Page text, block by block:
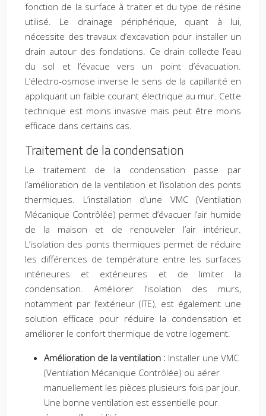
fonction de la surface à traiter et du type de résine
utilisé. Le drainage périphérique, quant à lui,
nécessite des travaux d’excavation pour installer un
drain autour des fondations. Ce drain collecte l’eau
du sol et l’évacue vers un point d’évacuation.
L’électro-osmose inverse le sens de la capillarité en
appliquant un faible courant électrique au mur. Cette
technique est moins invasive mais peut être moins
efficace dans certains cas.
Traitement de la condensation
Le traitement de la condensation passe par
l’amélioration de la ventilation et l’isolation des ponts
thermiques. L’installation d’une VMC (Ventilation
Mécanique Contrôlée) permet d’évacuer l’air humide
de la maison et de renouveler l’air intérieur.
L’isolation des ponts thermiques permet de réduire
les différences de température entre les surfaces
intérieures et extérieures et de limiter la
condensation. Améliorer l’isolation des murs,
notamment par l’extérieur (ITE), est également une
solution efficace pour réduire la condensation et
améliorer le confort thermique de votre logement.
Amélioration de la ventilation : Installer une VMC
(Ventilation Mécanique Contrôlée) ou aérer
manuellement les pièces plusieurs fois par jour.
Une bonne ventilation est essentielle pour